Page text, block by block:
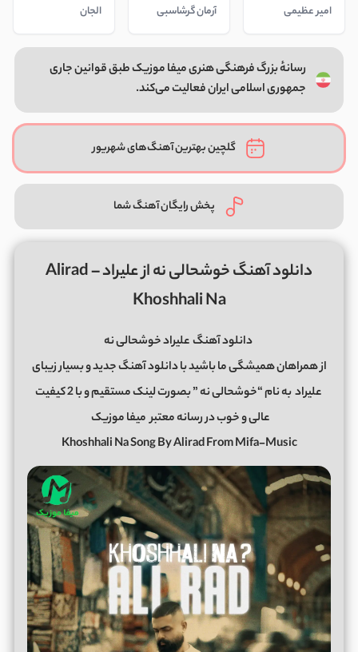
امیر عظیمی آرمان گرشاسبی الجان
رسانهٔ بزرگ فرهنگی هنری میفا موزیک طبق قوانین جاری
جمهوری اسلامی ایران فعالیت می‌کند.
گلچین بهترین آهنگ‌های شهریور
پخش رایگان آهنگ شما
دانلود آهنگ خوشحالی نه از علیراد Alirad –
Khoshhali Na
دانلود آهنگعلیراد خوشحالی نه
از همراهان همیشگی ما باشید با دانلود آهنگ جدید و بسیار زیبای
علیراد
به نام “خوشحالی نه ” بصورت لینک مستقیم و با 2 کیفیت
عالی و خوب در رسانه معتبرمیفا موزیک
Khoshhali Na Song By Alirad From Mifa-Music